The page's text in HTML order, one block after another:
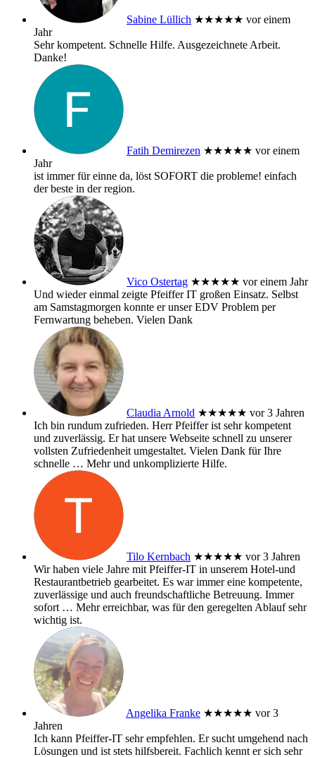
Sabine Lüllich ★★★★★ vor einem
Jahr
Sehr kompetent. Schnelle Hilfe. Ausgezeichnete Arbeit.
Danke!
Fatih Demirezen ★★★★★ vor einem
Jahr
ist immer für einne da, löst SOFORT die probleme! einfach
der beste in der region.
Vico Ostertag ★★★★★ vor einem Jahr
Und wieder einmal zeigte Pfeiffer IT großen Einsatz. Selbst
am Samstagmorgen konnte er unser EDV Problem per
Fernwartung beheben. Vielen Dank
Claudia Arnold ★★★★★ vor 3 Jahren
Ich bin rundum zufrieden. Herr Pfeiffer ist sehr kompetent
und zuverlässig. Er hat unsere Webseite schnell zu unserer
vollsten Zufriedenheit umgestaltet. Vielen Dank für Ihre
schnelle … Mehrund unkomplizierte Hilfe.
Tilo Kernbach ★★★★★ vor 3 Jahren
Wir haben viele Jahre mit Pfeiffer-IT in unserem Hotel-und
Restaurantbetrieb gearbeitet. Es war immer eine kompetente,
zuverlässige und auch freundschaftliche Betreuung. Immer
sofort … Mehrerreichbar, was für den geregelten Ablauf sehr
wichtig ist.
Angelika Franke ★★★★★ vor 3
Jahren
Ich kann Pfeiffer-IT sehr empfehlen. Er sucht umgehend nach
Lösungen und ist stets hilfsbereit. Fachlich kennt er sich sehr